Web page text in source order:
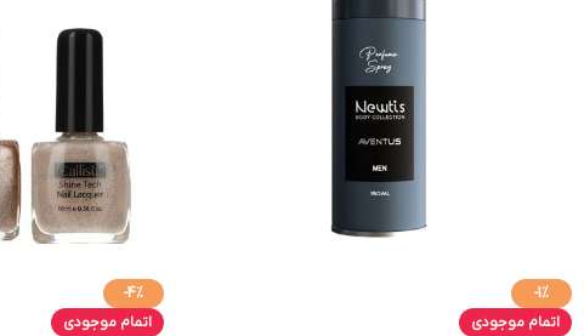
-1%
اتمام موجودی
-4%
اتمام موجودی